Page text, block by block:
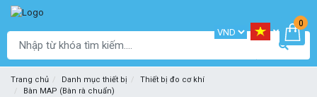
0
Trang chủ Danh mục thiết bị
Thiết bị đo cơ khí
Bàn MAP (Bàn rà chuẩn)